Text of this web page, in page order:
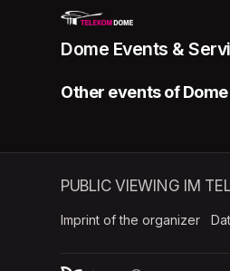
Dome Events &
Other events of
PUBLIC VIEWING IM
Imprint of the organizer